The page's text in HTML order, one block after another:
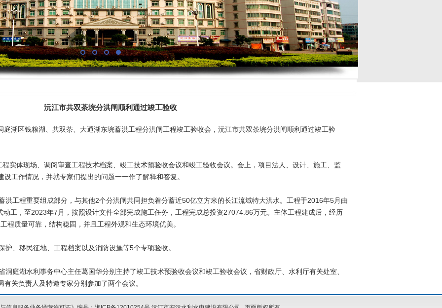
1 2 3 4
沅江市共双茶垸分洪闸顺利通过竣工验收
湖区钱粮湖、共双茶、大通湖东垸蓄洪工程分洪闸工程竣工验收会，沅江市共双茶垸分洪闸顺利通过竣工验
实体现场、调阅审查工程技术档案、竣工技术预验收会议和竣工验收会议。会上，项目法人、设计、施工、监
工作情况，并就专家们提出的问题一一作了解释和答复。
工程重要组成部分，与其他2个分洪闸共同担负着分蓄近50亿立方米的长江流域特大洪水。工程于2016年5月由
工，至2023年7月，按照设计文件全部完成施工任务，工程完成总投资27074.86万元。主体工程建成后，经历
程质量可靠，结构稳固，并且工程外观和生态环境优美。
、移民征地、工程档案以及消防设施等5个专项验收。
庭湖水利事务中心主任葛国华分别主持了竣工技术预验收会议和竣工验收会议，省财政厅、水利厅有关处室、
关负责人及特邀专家分别参加了两个会议。